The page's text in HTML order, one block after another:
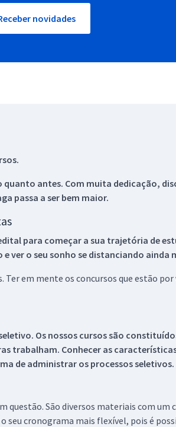
novidades
antes. Com muita dedicação,
passa a ser bem maior.
para começar a sua trajetória de
ver o seu sonho se distanciando ainda
em mente os concursos que estão
Os nossos cursos são
trabalham. Conhecer as
de administrar os processos seletivos.
questão. São diversos materiais com
cronograma mais flexível, pois é